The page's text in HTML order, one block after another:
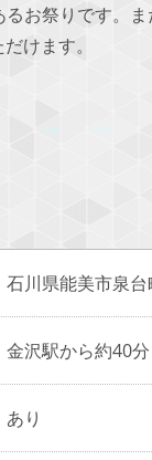
お祭りです。
けます。
石川県能美市泉
金沢駅から約40分
あり